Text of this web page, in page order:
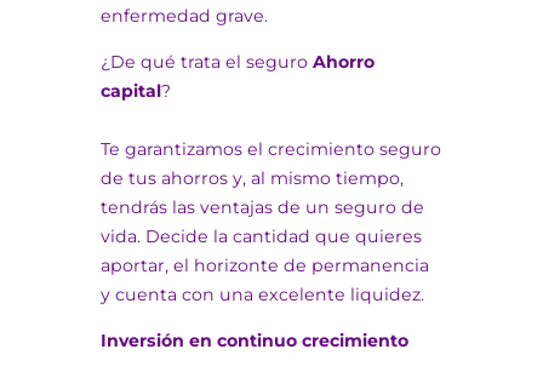
enfermedad grave.
¿De qué trata el seguro Ahorro
capital?
Te garantizamos el crecimiento seguro
de tus ahorros y, al mismo tiempo,
tendrás las ventajas de un seguro de
vida. Decide la cantidad que quieres
aportar, el horizonte de permanencia
y cuenta con una excelente liquidez.
Inversión en continuo crecimiento